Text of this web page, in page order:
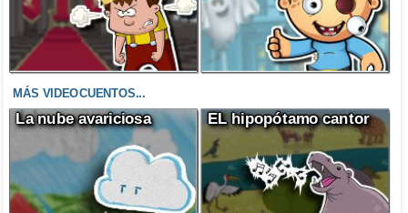
MÁS VIDEOCUENTOS...
La nube avariciosa EL hipopótamo cantor